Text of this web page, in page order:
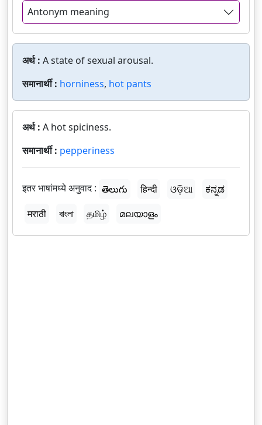
Antonym meaning
अर्थ : A state of sexual arousal.
समानार्थी : horniness, hot pants
अर्थ : A hot spiciness.
समानार्थी : pepperiness
इतर भाषांमध्ये अनुवाद : తెలుగు हिन्दी ଓଡ଼ିଆ
ಕನ್ನಡ
मराठी
বাংলা தமிழ் മലയാളം